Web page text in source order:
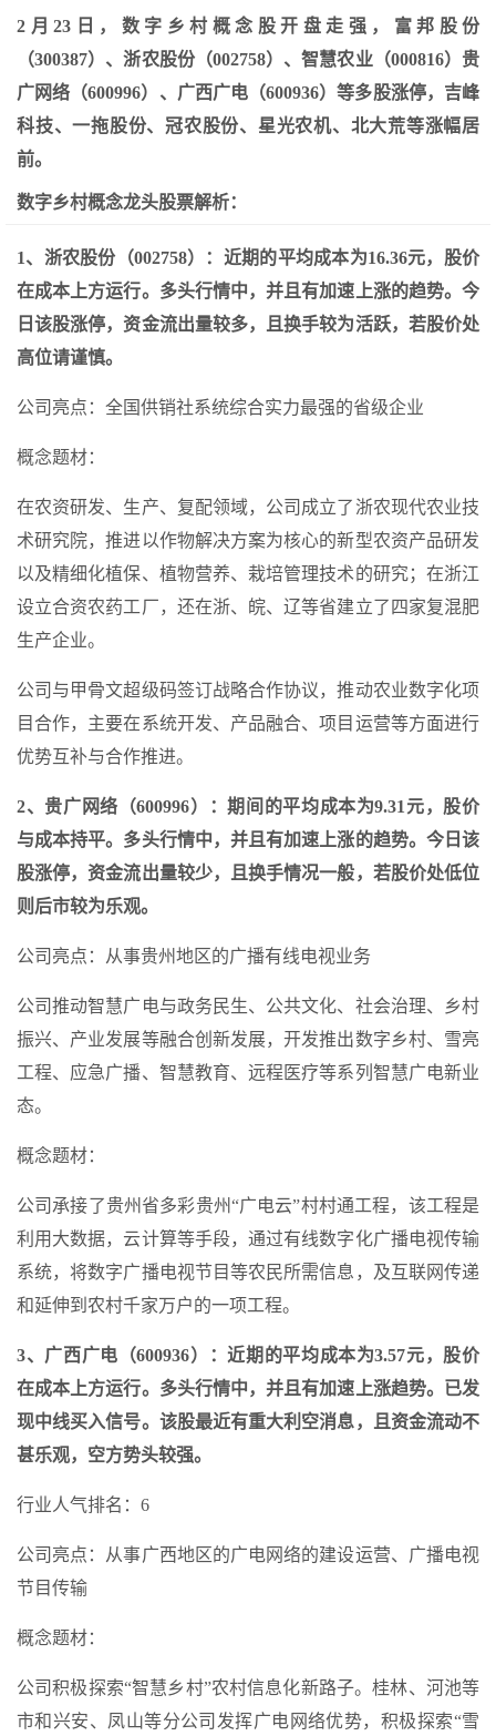
2月23日，数字乡村概念股开盘走强，富邦股份
（300387）、浙农股份（002758）、智慧农业（000816）贵
广网络（600996）、广西广电（600936）等多股涨停，吉峰
科技、一拖股份、冠农股份、星光农机、北大荒等涨幅居
前。
数字乡村概念龙头股票解析：
1、浙农股份（002758）：近期的平均成本为16.36元，股价
在成本上方运行。多头行情中，并且有加速上涨的趋势。今
日该股涨停，资金流出量较多，且换手较为活跃，若股价处
高位请谨慎。
公司亮点：全国供销社系统综合实力最强的省级企业
概念题材：
在农资研发、生产、复配领域，公司成立了浙农现代农业技
术研究院，推进以作物解决方案为核心的新型农资产品研发
以及精细化植保、植物营养、栽培管理技术的研究；在浙江
设立合资农药工厂，还在浙、皖、辽等省建立了四家复混肥
生产企业。
公司与甲骨文超级码签订战略合作协议，推动农业数字化项
目合作，主要在系统开发、产品融合、项目运营等方面进行
优势互补与合作推进。
2、贵广网络（600996）：期间的平均成本为9.31元，股价
与成本持平。多头行情中，并且有加速上涨的趋势。今日该
股涨停，资金流出量较少，且换手情况一般，若股价处低位
则后市较为乐观。
公司亮点：从事贵州地区的广播有线电视业务
公司推动智慧广电与政务民生、公共文化、社会治理、乡村
振兴、产业发展等融合创新发展，开发推出数字乡村、雪亮
工程、应急广播、智慧教育、远程医疗等系列智慧广电新业
态。
概念题材：
公司承接了贵州省多彩贵州“广电云”村村通工程，该工程是
利用大数据，云计算等手段，通过有线数字化广播电视传输
系统，将数字广播电视节目等农民所需信息，及互联网传递
和延伸到农村千家万户的一项工程。
3、广西广电（600936）：近期的平均成本为3.57元，股价
在成本上方运行。多头行情中，并且有加速上涨趋势。已发
现中线买入信号。该股最近有重大利空消息，且资金流动不
甚乐观，空方势头较强。
行业人气排名：6
公司亮点：从事广西地区的广电网络的建设运营、广播电视
节目传输
概念题材：
公司积极探索“智慧乡村”农村信息化新路子。桂林、河池等
市和兴安、凤山等分公司发挥广电网络优势，积极探索“雪